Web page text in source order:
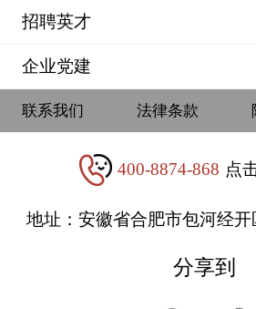
招聘英才
企业党建
联系我们 法律条款
400-8874-868 点
地址：安徽省合肥市包河经
分享到